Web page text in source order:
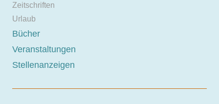
Zeitschriften
Urlaub
Bücher
Veranstaltungen
Stellenanzeigen